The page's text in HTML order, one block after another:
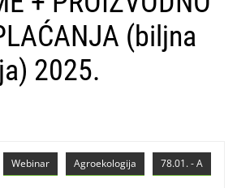
(biljna
2025.
78.01. - A
Agroekologija
Webinar